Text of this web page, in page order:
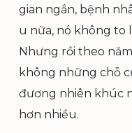
gian ngắn, bệnh
u nữa, nó không to
Nhưng rồi theo
không những chỗ
đương nhiên khúc
hơn nhiều.